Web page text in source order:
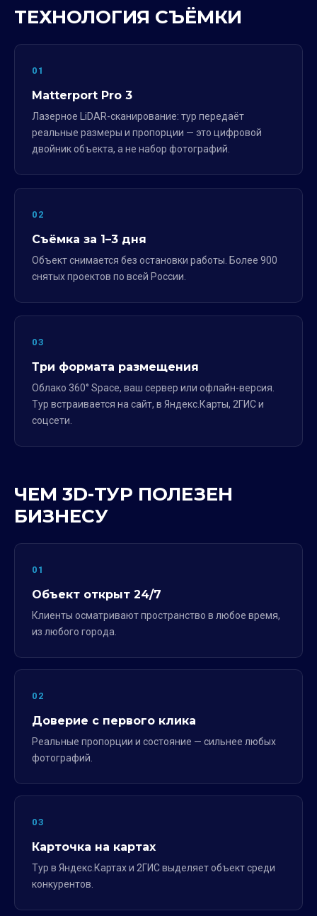
ТЕХНОЛОГИЯ СЪЁМКИ
01
Matterport Pro 3
Лазерное LiDAR-сканирование: тур передаёт
реальные размеры и пропорции — это цифровой
двойник объекта, а не набор фотографий.
02
Съёмка за 1–3 дня
Объект снимается без остановки работы. Более 900
снятых проектов по всей России.
03
Три формата размещения
Облако 360° Space, ваш сервер или офлайн-версия.
Тур встраивается на сайт, в Яндекс.Карты, 2ГИС и
соцсети.
ЧЕМ 3D-ТУР ПОЛЕЗЕН
БИЗНЕСУ
01
Объект открыт 24/7
Клиенты осматривают пространство в любое время,
из любого города.
02
Доверие с первого клика
Реальные пропорции и состояние — сильнее любых
фотографий.
03
Карточка на картах
Тур в Яндекс.Картах и 2ГИС выделяет объект среди
конкурентов.